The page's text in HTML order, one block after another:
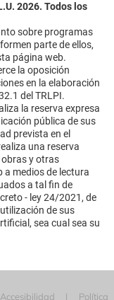
2026. Todos los
sobre programas
parte de ellos,
página web.
la oposición
en la elaboración
del TRLPI.
la reserva expresa
pública de sus
prevista en el
una reserva
obras y otras
a medios de lectura
a tal fin de
- ley 24/2021, de
de sus
sea cual sea su
Accesibilidad
Política